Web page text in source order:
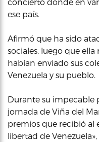
ese país.
Afirmó que ha sido
sociales, luego que
habían enviado sus
Venezuela y su pueblo.
Durante su impecable
jornada de Viña del
premios que recibió al
libertad de